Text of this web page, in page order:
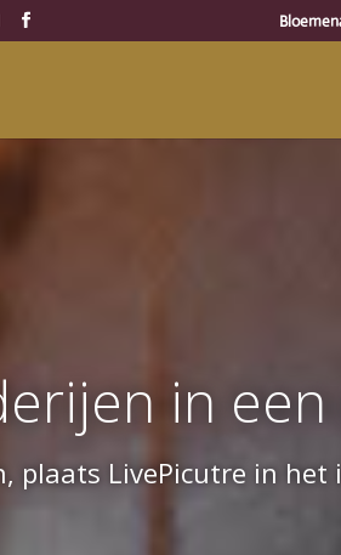
in
plaats LivePicutre in het